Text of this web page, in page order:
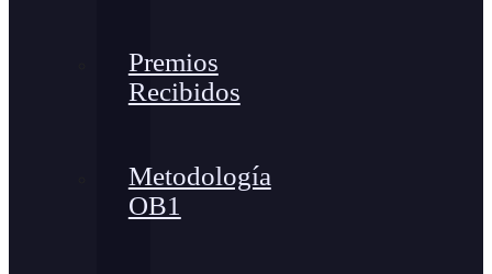
Premios
Recibidos
Metodología
OB1